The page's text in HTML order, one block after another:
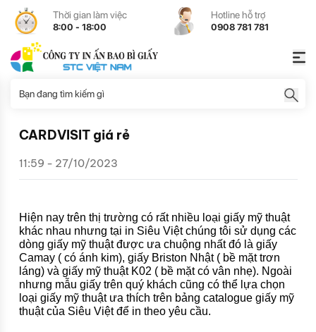
Thời gian làm việc
8:00 - 18:00
Hotline hỗ trợ
0908 781 781
CARDVISIT giá rẻ
11:59 - 27/10/2023
Hiện nay trên thị trường có rất nhiều loại giấy mỹ thuật
khác nhau nhưng tại in Siêu Việt chúng tôi sử dụng các
dòng giấy mỹ thuật được ưa chuộng nhất đó là giấy
Camay ( có ánh kim), giấy Briston Nhật ( bề mặt trơn
láng) và giấy mỹ thuật K02 ( bề mặt có vân nhẹ). Ngoài
nhưng mẫu giấy trên quý khách cũng có thể lựa chọn
loại giấy mỹ thuật ưa thích trên bảng catalogue giấy mỹ
thuật của Siêu Việt để in theo yêu cầu.